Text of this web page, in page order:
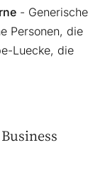
- Generische
Personen, die
Luecke, die